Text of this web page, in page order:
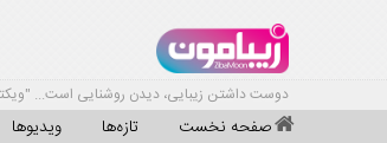
دوست داشتن زیبایی، دیدن روشنایی است...
صفحه نخست تازه‌ها ویدیوها